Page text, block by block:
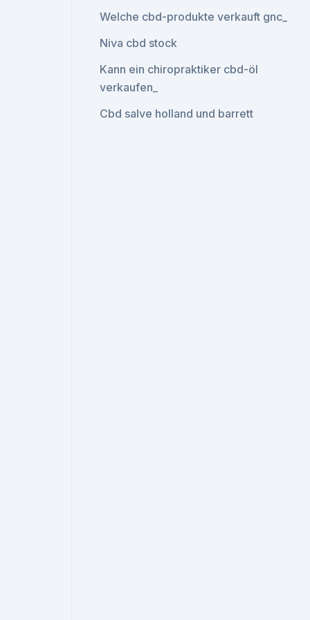
Welche cbd-produkte verkauft gnc_
Niva cbd stock
Kann ein chiropraktiker cbd-öl
verkaufen_
Cbd salve holland und barrett